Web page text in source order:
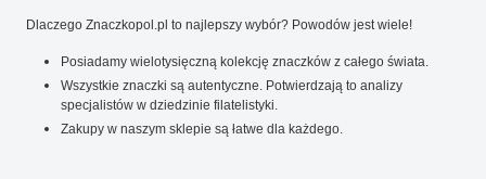
Dlaczego Znaczkopol.pl to najlepszy wybór? Powodów jest wiele!
Posiadamy wielotysięczną kolekcję znaczków z całego świata.
Wszystkie znaczki są autentyczne. Potwierdzają to analizy
specjalistów w dziedzinie filatelistyki.
Zakupy w naszym sklepie są łatwe dla każdego.